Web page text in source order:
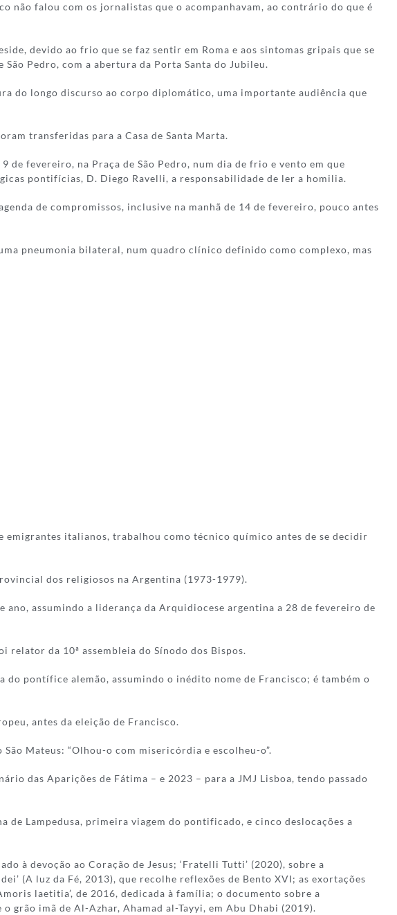
não falou com os jornalistas que o acompanhavam, ao contrário do que é
devido ao frio que se faz sentir em Roma e aos sintomas gripais que se
Pedro, com a abertura da Porta Santa do Jubileu.
do longo discurso ao corpo diplomático, uma importante audiência que
transferidas para a Casa de Santa Marta.
de fevereiro, na Praça de São Pedro, num dia de frio e vento em que
pontifícias, D. Diego Ravelli, a responsabilidade de ler a homilia.
de compromissos, inclusive na manhã de 14 de fevereiro, pouco antes
pneumonia bilateral, num quadro clínico definido como complexo, mas
emigrantes italianos, trabalhou como técnico químico antes de se decidir
dos religiosos na Argentina (1973-1979).
assumindo a liderança da Arquidiocese argentina a 28 de fevereiro de
da 10ª assembleia do Sínodo dos Bispos.
pontífice alemão, assumindo o inédito nome de Francisco; é também o
antes da eleição de Francisco.
São Mateus: “Olhou-o com misericórdia e escolheu-o”.
das Aparições de Fátima – e 2023 – para a JMJ Lisboa, tendo passado
Lampedusa, primeira viagem do pontificado, e cinco deslocações a
à devoção ao Coração de Jesus; ‘Fratelli Tutti’ (2020), sobre a
(A luz da Fé, 2013), que recolhe reflexões de Bento XVI; as exortações
laetitia’, de 2016, dedicada à família; o documento sobre a
grão imã de Al-Azhar, Ahamad al-Tayyi, em Abu Dhabi (2019).